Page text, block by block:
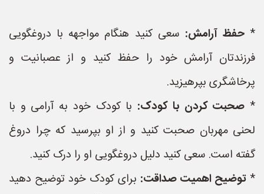
*حفظ آرامش: سعی کنید هنگام مواجهه با دروغگویی
فرزندتان آرامش خود را حفظ کنید و از عصبانیت و
پرخاشگری بپرهیزید.
* صحبت کردن با کودک: با کودک خود به آرامی و با
لحنی مهربان صحبت کنید و از او بپرسید که چرا دروغ
گفته است. سعی کنید دلیل دروغگویی او را درک کنید.
* توضیح اهمیت صداقت: برای کودک خود توضیح دهید